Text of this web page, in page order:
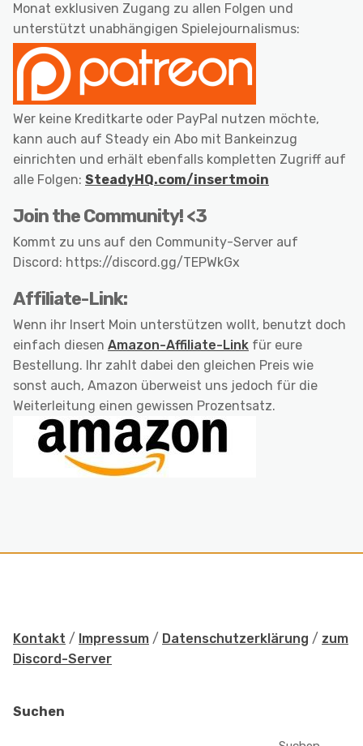
Monat exklusiven Zugang zu allen Folgen und
unterstützt unabhängigen Spielejournalismus:
Wer keine Kreditkarte oder PayPal nutzen möchte,
kann auch auf Steady ein Abo mit Bankeinzug
einrichten und erhält ebenfalls kompletten Zugriff auf
alle Folgen: SteadyHQ.com/insertmoin
Join the Community! <3
Kommt zu uns auf den Community-Server auf
Discord: https://discord.gg/TEPWkGx
Affiliate-Link:
Wenn ihr Insert Moin unterstützen wollt, benutzt doch
einfach diesen Amazon-Affiliate-Link für eure
Bestellung. Ihr zahlt dabei den gleichen Preis wie
sonst auch, Amazon überweist uns jedoch für die
Weiterleitung einen gewissen Prozentsatz.
Kontakt / Impressum / Datenschutzerklärung / zum
Discord-Server
Suchen